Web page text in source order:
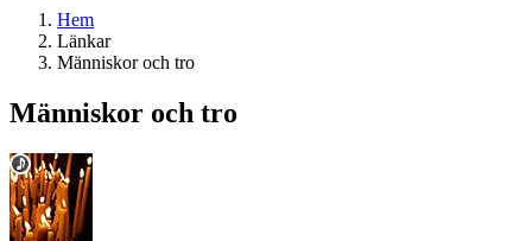
Hem
Länkar
Människor och tro
Människor och tro